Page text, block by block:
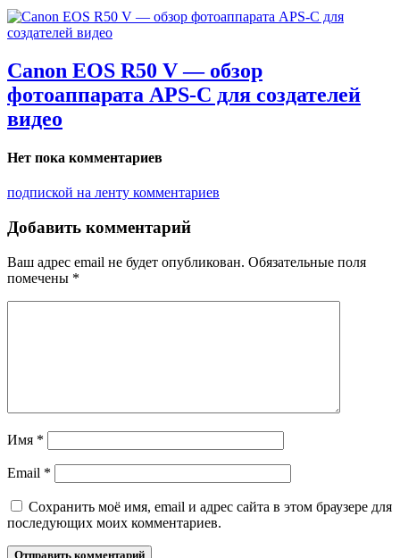
Canon EOS R50 V — обзор
фотоаппарата APS-C для создателей
видео
Нет пока комментариев
подпиской на ленту комментариев
Добавить комментарий
Ваш адрес email не будет опубликован. Обязательные поля
помечены *
Имя *
Email *
Сохранить моё имя, email и адрес сайта в этом браузере для
последующих моих комментариев.